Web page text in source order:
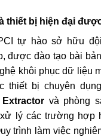
thiết bị hiện đại
tự hào sở hữu
được đào tạo bài
khôi phục dữ liệu
thiết bị chuyên
Extractorvà phòng
lý các trường hợp
trình làm việc